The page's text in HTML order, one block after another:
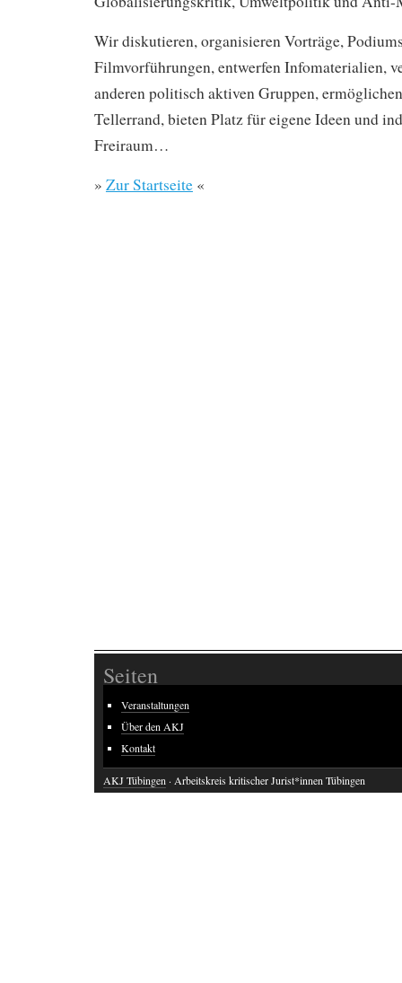
Wir diskutieren, organisieren Vorträge,
Filmvorführungen, entwerfen Infomaterialien,
anderen politisch aktiven Gruppen,
Tellerrand, bieten Platz für eigene Ideen und
Freiraum…
» Zur Startseite«
Seiten
Veranstaltungen
Über den AKJ
Kontakt
AKJ Tübingen · Arbeitskreis kritischer Jurist*innen Tübingen